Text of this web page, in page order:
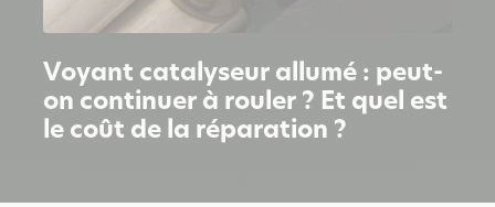
Voyant catalyseur allumé : peut-
on continuer à rouler ? Et quel est
le coût de la réparation ?